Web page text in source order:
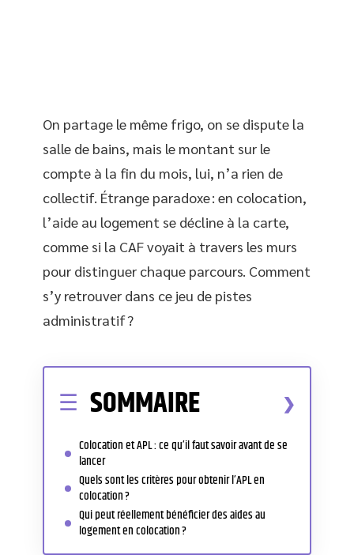
On partage le même frigo, on se dispute la
salle de bains, mais le montant sur le
compte à la fin du mois, lui, n’a rien de
collectif. Étrange paradoxe : en colocation,
l’aide au logement se décline à la carte,
comme si la CAF voyait à travers les murs
pour distinguer chaque parcours. Comment
s’y retrouver dans ce jeu de pistes
administratif ?
SOMMAIRE
Colocation et APL : ce qu’il faut savoir avant de se
lancer
Quels sont les critères pour obtenir l’APL en
colocation ?
Qui peut réellement bénéficier des aides au
logement en colocation ?